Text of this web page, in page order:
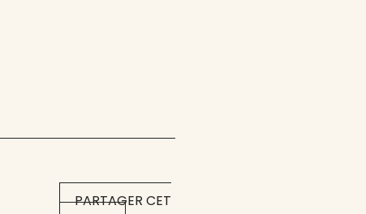
PARTAGER CET